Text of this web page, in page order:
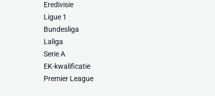
Eredivisie
Ligue 1
Bundesliga
Laliga
Serie A
EK-kwalificatie
Premier League